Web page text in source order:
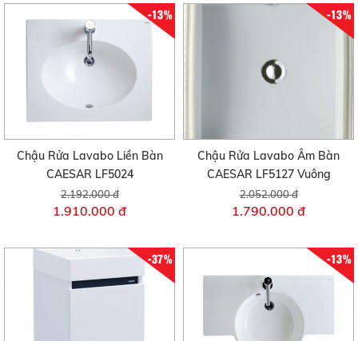
-13%
Chậu Rửa Lavabo Liền Bàn
CAESAR LF5024
2.192.000 đ
1.910.000 đ
-13%
Chậu Rửa Lavabo Âm Bàn
CAESAR LF5127 Vuông
2.052.000 đ
1.790.000 đ
-37% -13%